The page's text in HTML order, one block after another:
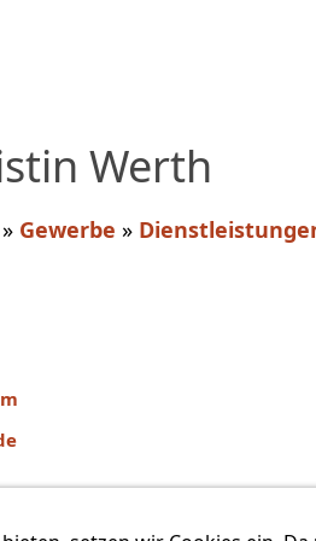
Werth
» Gewerbe »